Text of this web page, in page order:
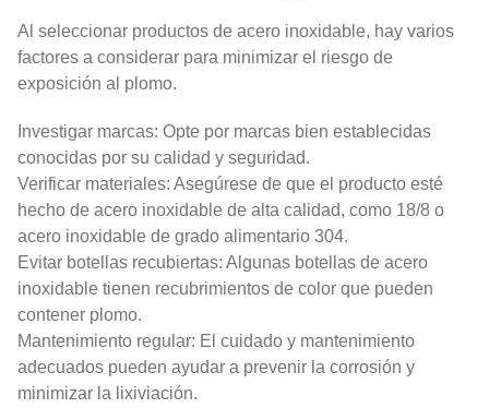
Al seleccionar productos de acero inoxidable, hay varios
factores a considerar para minimizar el riesgo de
exposición al plomo.
Investigar marcas: Opte por marcas bien establecidas
conocidas por su calidad y seguridad.
Verificar materiales: Asegúrese de que el producto esté
hecho de acero inoxidable de alta calidad, como 18/8 o
acero inoxidable de grado alimentario 304.
Evitar botellas recubiertas: Algunas botellas de acero
inoxidable tienen recubrimientos de color que pueden
contener plomo.
Mantenimiento regular: El cuidado y mantenimiento
adecuados pueden ayudar a prevenir la corrosión y
minimizar la lixiviación.